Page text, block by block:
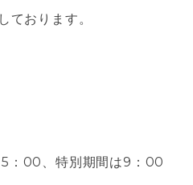
ております。
：00、特別期間は9：00